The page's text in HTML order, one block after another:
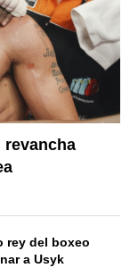
revancha
rey del boxeo
a Usyk